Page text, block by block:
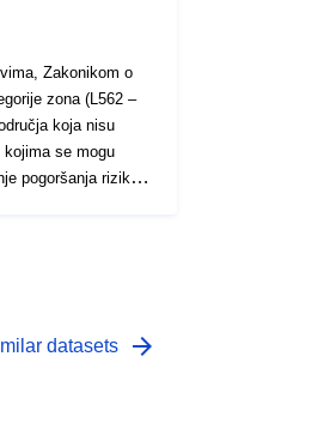
Zakonikom o
zona (L562 –
koja nisu
se mogu
pogoršanja rizika.
kao „plava
prosječna, a
datasets arrow_forward